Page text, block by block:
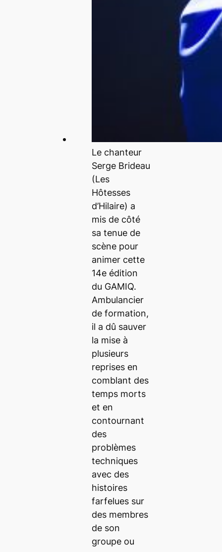
Le chanteur
Serge Brideau
(Les
Hôtesses
d’Hilaire) a
mis de côté
sa tenue de
scène pour
animer cette
14e édition
du GAMIQ.
Ambulancier
de formation,
il a dû sauver
la mise à
plusieurs
reprises en
comblant des
temps morts
et en
contournant
des
problèmes
techniques
avec des
histoires
farfelues sur
des membres
de son
groupe ou